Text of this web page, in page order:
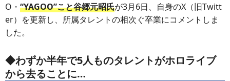
O・ “YAGOO”こと谷郷元昭氏が3月6日、自身のX（旧Twitt
er）を更新し、所属タレントの相次ぐ卒業にコメントしま
した。
◆わずか半年で5人ものタレントがホロライブ
から去ることに…